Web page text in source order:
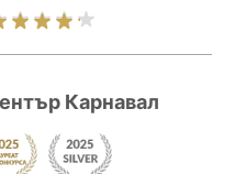
Карнавал